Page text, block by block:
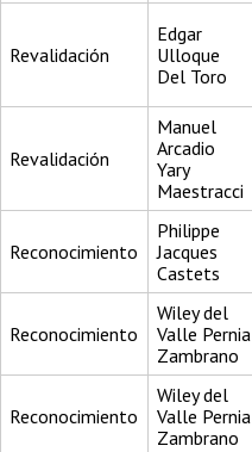
Revalidación
Edgar
Ulloque
Del Toro
Revalidación
Manuel
Arcadio
Yary
Maestracci
Reconocimiento
Philippe
Jacques
Castets
Reconocimiento
Wiley del
Valle Pernia
Zambrano
Reconocimiento
Wiley del
Valle Pernia
Zambrano